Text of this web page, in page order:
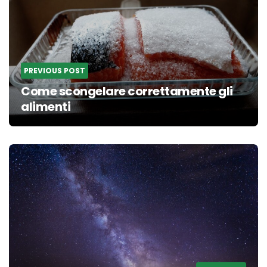
PREVIOUS POST
Come scongelare correttamente gli
alimenti